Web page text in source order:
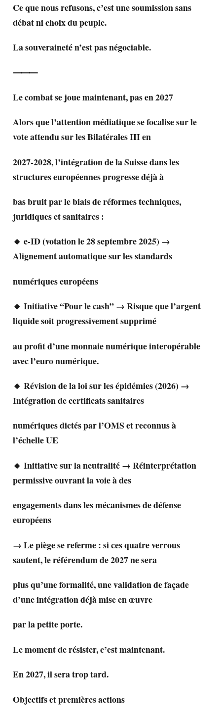
Ce que nous refusons, c’est une soumission sans
débat ni choix du peuple.
La souveraineté n’est pas négociable.
⸻
Le combat se joue maintenant, pas en 2027
Alors que l’attention médiatique se focalise sur le
vote attendu sur les Bilatérales III en
2027-2028, l’intégration de la Suisse dans les
structures européennes progresse déjà à
bas bruit par le biais de réformes techniques,
juridiques et sanitaires :
🔸 e-ID (votation le 28 septembre 2025) →
Alignement automatique sur les standards
numériques européens
🔸 Initiative “Pour le cash” → Risque que l’argent
liquide soit progressivement supprimé
au profit d’une monnaie numérique interopérable
avec l’euro numérique.
🔸 Révision de la loi sur les épidémies (2026) →
Intégration de certificats sanitaires
numériques dictés par l’OMS et reconnus à
l’échelle UE
🔸 Initiative sur la neutralité → Réinterprétation
permissive ouvrant la voie à des
engagements dans les mécanismes de défense
européens
→ Le piège se referme : si ces quatre verrous
sautent, le référendum de 2027 ne sera
plus qu’une formalité, une validation de façade
d’une intégration déjà mise en œuvre
par la petite porte.
Le moment de résister, c’est maintenant.
En 2027, il sera trop tard.
Objectifs et premières actions